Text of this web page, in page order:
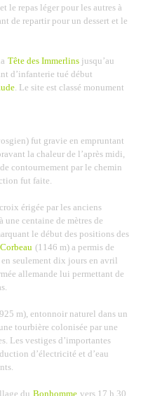
le repas léger pour les autres à
de repartir pour un dessert et le
Tête des Immerlins jusqu’au
d’infanterie tué début
. Le site est classé monument
fut gravie en empruntant
la chaleur de l’après midi,
contournement par le chemin
fut faite.
érigée par les anciens
une centaine de mètres de
le début des positions des
(1146 m) a permis de
seulement dix jours en avril
allemande lui permettant de
m), entonnoir naturel dans un
tourbière colonisée par une
Les vestiges d’importantes
d’électricité et d’eau
du Bonhomme vers 17 h 30